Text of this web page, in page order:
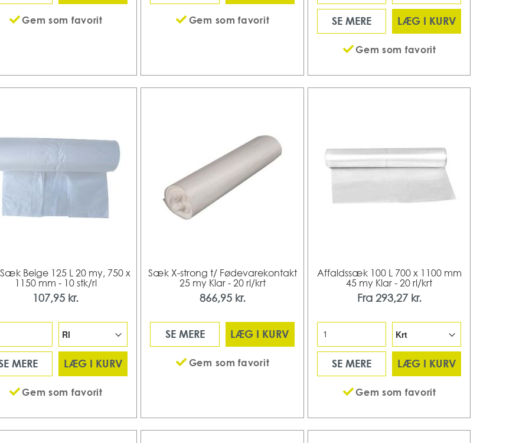
Gem som favorit Gem som favorit SE MERE LÆG I KURV
Gem som favorit
Beige 125 L 20 my, 750 x
1150 mm - 10 stk/rl
107,95 kr.
MERE LÆG I KURV
Gem som favorit
Sæk X-strong t/ Fødevarekontakt
25 my Klar - 20 rl/krt
866,95 kr.
SE MERE LÆG I KURV
Gem som favorit
Affaldssæk 100 L 700 x 1100 mm
45 my Klar - 20 rl/krt
Fra 293,27 kr.
SE MERE LÆG I KURV
Gem som favorit